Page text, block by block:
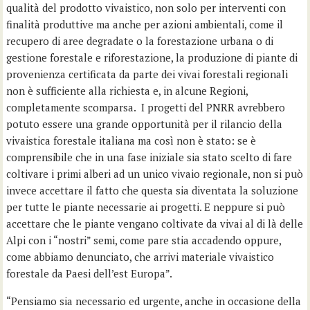
qualità del prodotto vivaistico, non solo per interventi con
finalità produttive ma anche per azioni ambientali, come il
recupero di aree degradate o la forestazione urbana o di
gestione forestale e riforestazione, la produzione di piante di
provenienza certificata da parte dei vivai forestali regionali
non è sufficiente alla richiesta e, in alcune Regioni,
completamente scomparsa. I progetti del PNRR avrebbero
potuto essere una grande opportunità per il rilancio della
vivaistica forestale italiana ma così non è stato: se è
comprensibile che in una fase iniziale sia stato scelto di fare
coltivare i primi alberi ad un unico vivaio regionale, non si può
invece accettare il fatto che questa sia diventata la soluzione
per tutte le piante necessarie ai progetti. E neppure si può
accettare che le piante vengano coltivate da vivai al di là delle
Alpi con i “nostri” semi, come pare stia accadendo oppure,
come abbiamo denunciato, che arrivi materiale vivaistico
forestale da Paesi dell’est Europa”.
“Pensiamo sia necessario ed urgente, anche in occasione della